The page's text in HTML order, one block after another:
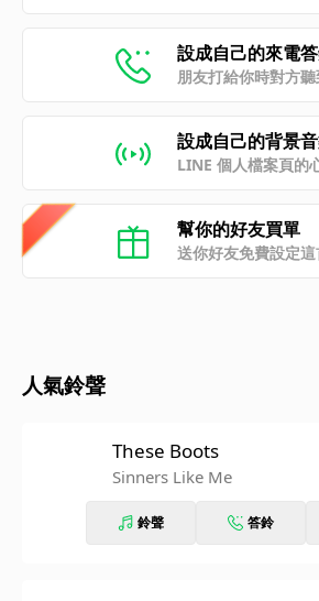
設成自己的來電
朋友打給你時對方
設成自己的背景
LINE 個人檔案頁的
幫你的好友買單
送你好友免費設定
人氣鈴聲
These Boots
Sinners Like Me
鈴聲 答鈴